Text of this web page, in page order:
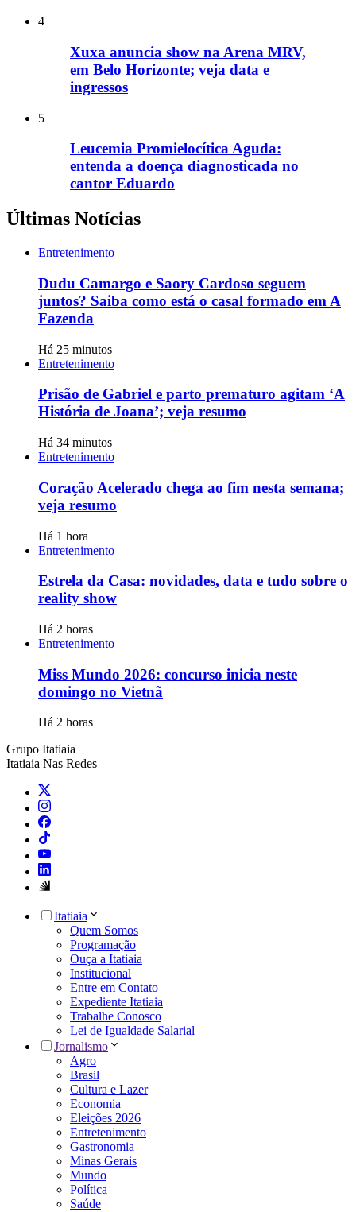
4
Xuxa anuncia show na Arena MRV,
em Belo Horizonte; veja data e
ingressos
5
Leucemia Promielocítica Aguda:
entenda a doença diagnosticada no
cantor Eduardo
Últimas Notícias
Entretenimento
Dudu Camargo e Saory Cardoso seguem
juntos? Saiba como está o casal formado em A
Fazenda
Há 25 minutos
Entretenimento
Prisão de Gabriel e parto prematuro agitam ‘A
História de Joana’; veja resumo
Há 34 minutos
Entretenimento
Coração Acelerado chega ao fim nesta semana;
veja resumo
Há 1 hora
Entretenimento
Estrela da Casa: novidades, data e tudo sobre o
reality show
Há 2 horas
Entretenimento
Miss Mundo 2026: concurso inicia neste
domingo no Vietnã
Há 2 horas
Grupo Itatiaia
Itatiaia Nas Redes
Itatiaia
Quem Somos
Programação
Ouça a Itatiaia
Institucional
Entre em Contato
Expediente Itatiaia
Trabalhe Conosco
Lei de Igualdade Salarial
Jornalismo
Agro
Brasil
Cultura e Lazer
Economia
Eleições 2026
Entretenimento
Gastronomia
Minas Gerais
Mundo
Política
Saúde